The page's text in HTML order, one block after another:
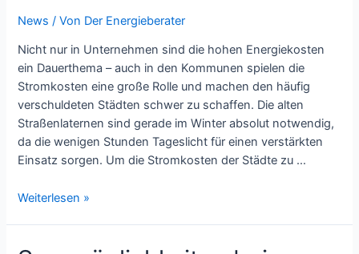
News / Von Der Energieberater
Nicht nur in Unternehmen sind die hohen Energiekosten
ein Dauerthema – auch in den Kommunen spielen die
Stromkosten eine große Rolle und machen den häufig
verschuldeten Städten schwer zu schaffen. Die alten
Straßenlaternen sind gerade im Winter absolut notwendig,
da die wenigen Stunden Tageslicht für einen verstärkten
Einsatz sorgen. Um die Stromkosten der Städte zu …
Reduktion
Weiterlesen »